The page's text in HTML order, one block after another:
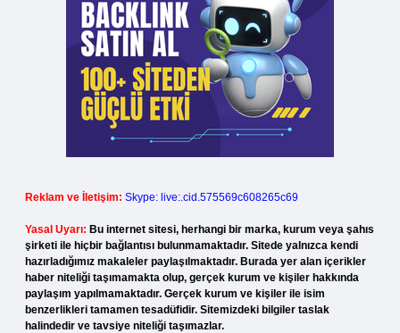
Reklam ve İletişim: Skype: live:.cid.575569c608265c69
Yasal Uyarı: Bu internet sitesi, herhangi bir marka, kurum veya şahıs
şirketi ile hiçbir bağlantısı bulunmamaktadır. Sitede yalnızca kendi
hazırladığımız makaleler paylaşılmaktadır. Burada yer alan içerikler
haber niteliği taşımamakta olup, gerçek kurum ve kişiler hakkında
paylaşım yapılmamaktadır. Gerçek kurum ve kişiler ile isim
benzerlikleri tamamen tesadüfidir. Sitemizdeki bilgiler taslak
halindedir ve tavsiye niteliği taşımazlar.